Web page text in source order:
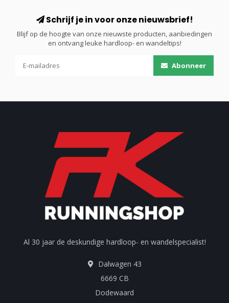
Schrijf je in voor onze nieuwsbrief!
Blijf op de hoogte van onze nieuwste producten, aanbiedingen
en ontvang leuke hardloop- en wandeltips!
Abonneer
Al 30 jaar de deskundige hardloop- en wandelspecialist!
Dalwagen 43
6669 CB
Dodewaard